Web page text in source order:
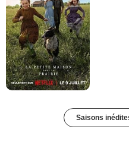
Saisons